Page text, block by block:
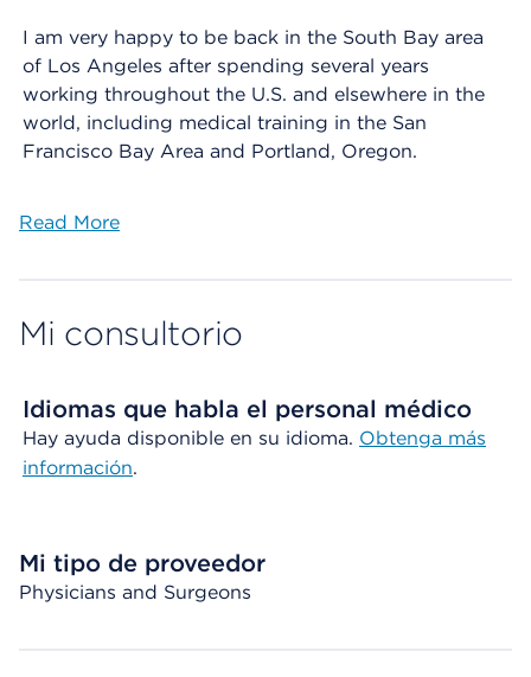
I am very happy to be back in the South Bay area
of Los Angeles after spending several years
working throughout the U.S. and elsewhere in the
world, including medical training in the San
Francisco Bay Area and Portland, Oregon.
Read More
Mi consultorio
Idiomas que habla el personal médico
Hay ayuda disponible en su idioma. Obtenga más
información.
Mi tipo de proveedor
Physicians and Surgeons